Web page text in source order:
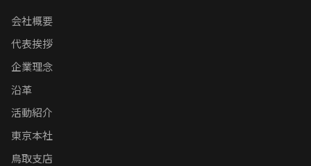
会社概要
代表挨拶
企業理念
沿革
活動紹介
東京本社
鳥取支店